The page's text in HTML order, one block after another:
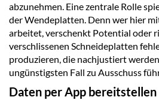
abzunehmen. Eine zentrale Rolle
der Wendeplatten. Denn wer hier
arbeitet, verschenkt Potential oder
verschlissenen Schneideplatten
produzieren, die nachjustiert
ungünstigsten Fall zu Ausschuss
Daten per App bereitstellen